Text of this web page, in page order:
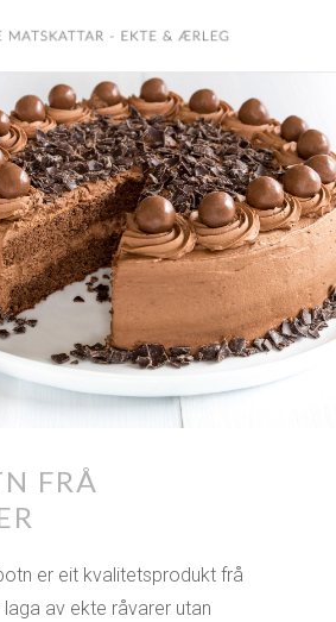
FRÅ
er eit kvalitetsprodukt frå
av ekte råvarer utan